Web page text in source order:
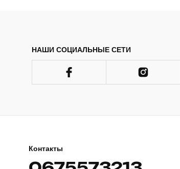
НАШИ СОЦИАЛЬНЫЕ СЕТИ
Контакты